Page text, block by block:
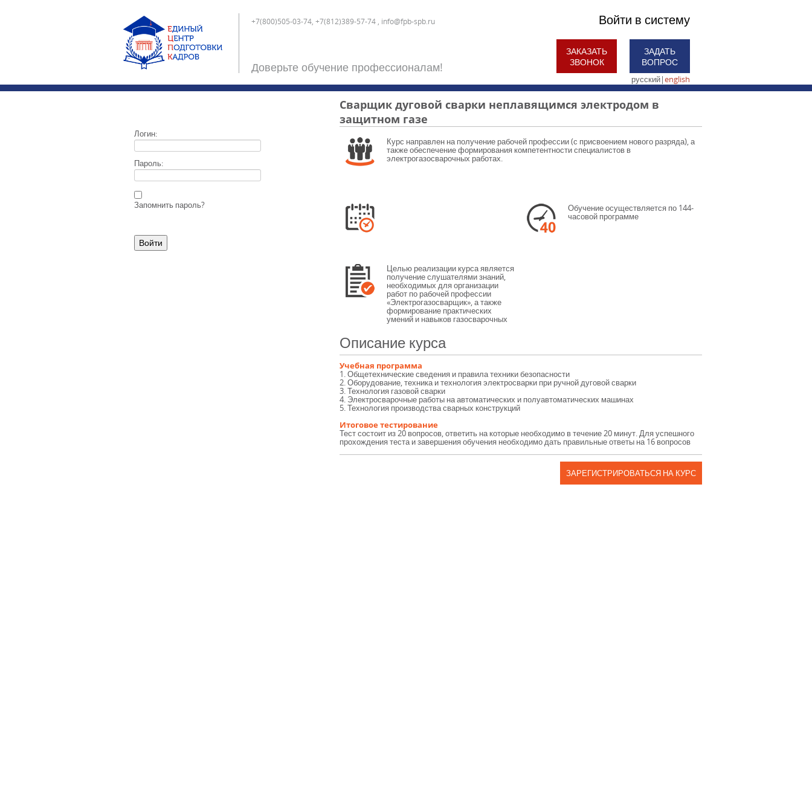
Войти в систему
ЗАКАЗАТЬ
ЗВОНОК
ЗАДАТЬ
ВОПРОС
русский|english
+7(800)505-03-74, +7(812)389-57-74 , info@fpb-spb.ru
Доверьте обучение профессионалам!
Логин:
Пароль:
Запомнить пароль?
Сварщик дуговой сварки неплавящимся электродом в
защитном газе
Курс направлен на получение рабочей профессии (с присвоением нового разряда), а
также обеспечение формирования компетентности специалистов в
электрогазосварочных работах.
Обучение осуществляется по 144-
часовой программе
Целью реализации курса является
получение слушателями знаний,
необходимых для организации
работ по рабочей профессии
«Электрогазосварщик», а также
формирование практических
умений и навыков газосварочных
работ.
рабочей профессии (с присвоением
нового разряда), а также
компетентности специалистов в
электрогазосварочных работах.
Описание курса
Учебная программа
1. Общетехнические сведения и правила техники безопасности
2. Оборудование, техника и технология электросварки при ручной дуговой сварки
3. Технология газовой сварки
4. Электросварочные работы на автоматических и полуавтоматических машинах
5. Технология производства сварных конструкций
Итоговое тестирование
Тест состоит из 20 вопросов, ответить на которые необходимо в течение 20 минут. Для успешного
прохождения теста и завершения обучения необходимо дать правильные ответы на 16 вопросов
ЗАРЕГИСТРИРОВАТЬСЯ НА КУРС